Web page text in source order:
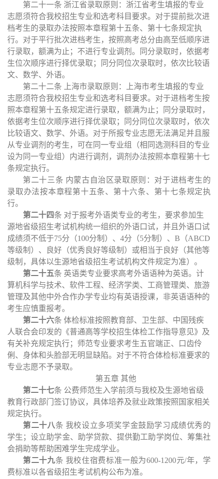
第二十一条 浙江省录取原则：浙江省考生填报的专业
志愿须符合我校招生专业和选考科目要求。对于提前批次进
档考生的录取办法按照本章程第十五条、第十七条规定执
行。对于平行批次进档考生，按照高考总分由高至低顺序进
行录取，额满为止；不进行专业调剂。同分录取时，依据考
生位次顺序进行择优录取；同分同位次录取时，依次比较语
文、数学、外语。
第二十二条
上海市录取原则：上海市考生填报的专业
志愿须符合我校招生专业和选考科目要求。对于进档考生按
照本章程第十五条规定进行录取，额满为止；同分录取时，
依据考生位次顺序进行择优录取；同分同位次录取时，依次
比较语文、数学、外语。对于所报专业志愿无法满足并且服
从专业调剂的考生，可在同一专业组（相同选测科目的专业
设为同一专业组）内进行调剂，调剂办法按照本章程第十七
条规定执行。
第二十三条 内蒙古自治区录取原则：对于进档考生的
录取办法按本章程第十五条、第十六条、第十七条规定执
行。
第二十四条 对于报考外语类专业的考生，要求参加生
源地省级招生考试机构统一组织的外语口试，并且外语口试
成绩须不低于75分（100分制）、4分（5分制）、B（ABCD
等级制）、良好（优秀良好等级制）或相当于良好（其他等
级制，具体以生源地省级招生考试机构文件规定为准）。
第二十五条 英语类专业要求高考外语语种为英语。计
算机科学与技术、软件工程、经济学类、工商管理类、旅游
管理及其他中外合作办学专业均有英语授课，非英语语种的
考生应慎重报考。
第二十六条 体检标准按照教育部、卫生部、中国残疾
人联合会印发的《普通高等学校招生体检工作指导意见》及
有关补充规定执行；师范专业要求考生五官端正、口齿伶
俐、身体和头脸部无明显缺陷。对于不符合体检标准要求的
专业志愿不予录取。
第五章 其他
第二十七条 公费师范生入学前须与我校及生源地省级
教育行政部门签订协议，具体培养及就业政策按照国家相关
规定执行。
第二十八条 我校设立多项奖学金鼓励学习成绩优秀的
学生；设立助学金、助学贷款、提供勤工助学岗位、筹集社
会捐助等帮助困难学生完成学业。
第二十九条 我校住宿费标准一般为600-1200元/年，学
费标准以各省级招生考试机构公布为准。